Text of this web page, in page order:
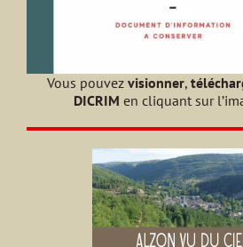
Vous pouvez visionner,
DICRIM en cliquant sur